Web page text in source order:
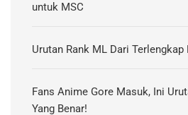
untuk MSC
Urutan Rank ML Dari
Fans Anime Gore Masuk, Ini
Yang Benar!